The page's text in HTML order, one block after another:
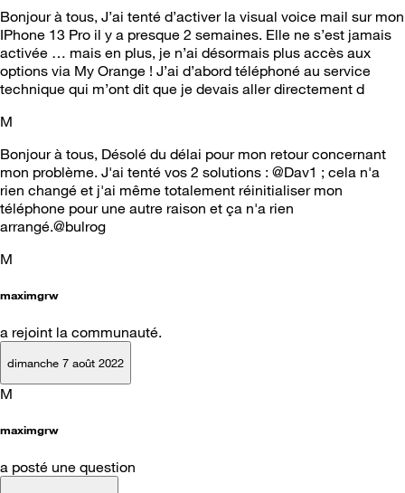
Bonjour à tous, J’ai tenté d’activer la visual voice mail sur mon
IPhone 13 Pro il y a presque 2 semaines. Elle ne s’est jamais
activée … mais en plus, je n’ai désormais plus accès aux
options via My Orange ! J’ai d’abord téléphoné au service
technique qui m’ont dit que je devais aller directement d
M
Bonjour à tous, Désolé du délai pour mon retour concernant
mon problème. J'ai tenté vos 2 solutions : @Dav1 ; cela n'a
rien changé et j'ai même totalement réinitialiser mon
téléphone pour une autre raison et ça n'a rien
arrangé.@bulrog
M
maximgrw
a rejoint la communauté.
dimanche 7 août 2022
M
maximgrw
a posté une question